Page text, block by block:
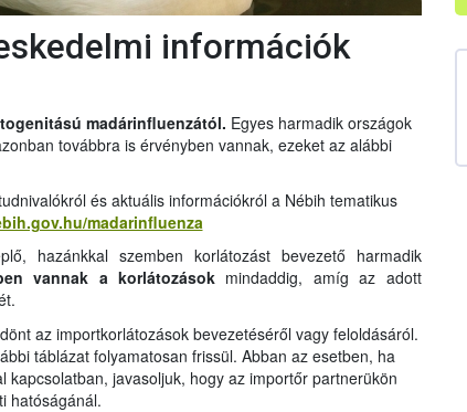
információk
madárinfluenzától. Egyes harmadik országok
továbbra is érvényben vannak, ezeket az alábbi
és aktuális információkról a Nébih tematikus
madarinfluenza
hazánkkal szemben korlátozást bevezető harmadik
vannak a korlátozások mindaddig, amíg az adott
az importkorlátozások bevezetéséről vagy feloldásáról.
táblázat folyamatosan frissül. Abban az esetben, ha
javasoljuk, hogy az importőr partnerükön
hatóságánál.